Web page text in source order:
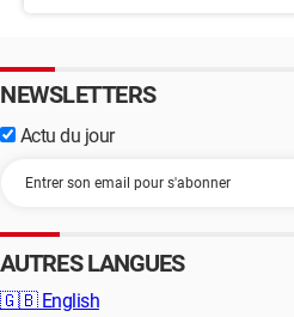
NEWSLETTERS
Actu du jour
AUTRES LANGUES
🇬🇧 English